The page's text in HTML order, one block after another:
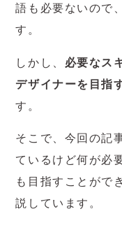
語も必要ないので
す。
しかし、 必要なス
デザイナーを目指
す。
そこで、今回の記
ているけど何が必
も目指すことがで
説しています。